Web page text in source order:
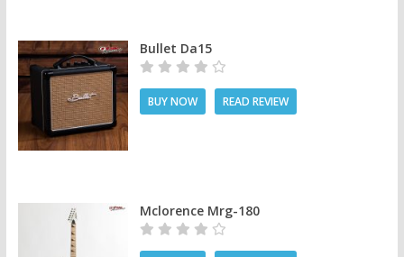
Bullet Da15
BUY NOW READ REVIEW
Mclorence Mrg-180